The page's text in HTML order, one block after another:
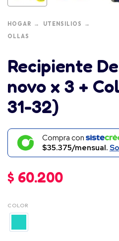
HOGAR
UTENSILIOS
OLLAS
Recipiente
novo x 3 +
31-32)
Compra con
$35.375/mensual.
$ 60.200
COLOR